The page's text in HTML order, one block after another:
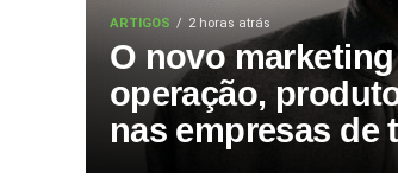
ARTIGOS 2 horas atrás
O novo
operação,
nas empresas de